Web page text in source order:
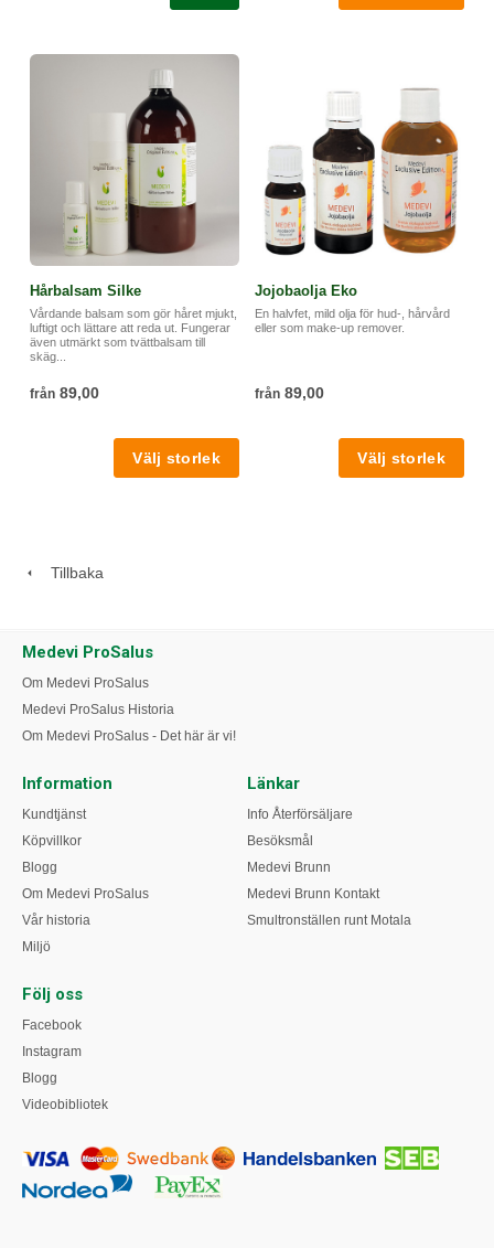
Hårbalsam Silke
Vårdande balsam som gör håret mjukt,
luftigt och lättare att reda ut. Fungerar
även utmärkt som tvättbalsam till
skäg...
från 89,00
Jojobaolja Eko
En halvfet, mild olja för hud-, hårvård
eller som make-up remover.
från 89,00
Tillbaka
Medevi ProSalus
Om Medevi ProSalus
Medevi ProSalus Historia
Om Medevi ProSalus - Det här är vi!
Information
Kundtjänst
Köpvillkor
Blogg
Om Medevi ProSalus
Vår historia
Miljö
Länkar
Info Återförsäljare
Besöksmål
Medevi Brunn
Medevi Brunn Kontakt
Smultronställen runt Motala
Följ oss
Facebook
Instagram
Blogg
Videobibliotek